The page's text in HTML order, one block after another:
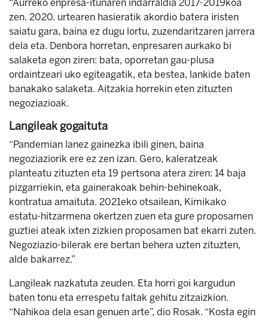
“Aurreko enpresa-itunaren indarraldia 2017-2019koa
zen. 2020. urtearen hasieratik akordio batera iristen
saiatu gara, baina ez dugu lortu, zuzendaritzaren jarrera
dela eta. Denbora horretan, enpresaren aurkako bi
salaketa egon ziren: bata, oporretan gau-plusa
ordaintzeari uko egiteagatik, eta bestea, lankide baten
banakako salaketa. Aitzakia horrekin eten zituzten
negoziazioak.
Langileak gogaituta
“Pandemian lanez gainezka ibili ginen, baina
negoziaziorik ere ez zen izan. Gero, kaleratzeak
planteatu zituzten eta 19 pertsona atera ziren: 14 baja
pizgarriekin, eta gainerakoak behin-behinekoak,
kontratua amaituta. 2021eko otsailean, Kimikako
estatu-hitzarmena okertzen zuen eta gure proposamen
guztiei ateak ixten zizkien proposamen bat ekarri zuten.
Negoziazio-bilerak ere bertan behera uzten zituzten,
alde bakarrez.”
Langileak nazkatuta zeuden. Eta horri goi kargudun
baten tonu eta errespetu faltak gehitu zitzaizkion.
“Nahikoa dela esan genuen arte”, dio Rosak. “Kosta egin